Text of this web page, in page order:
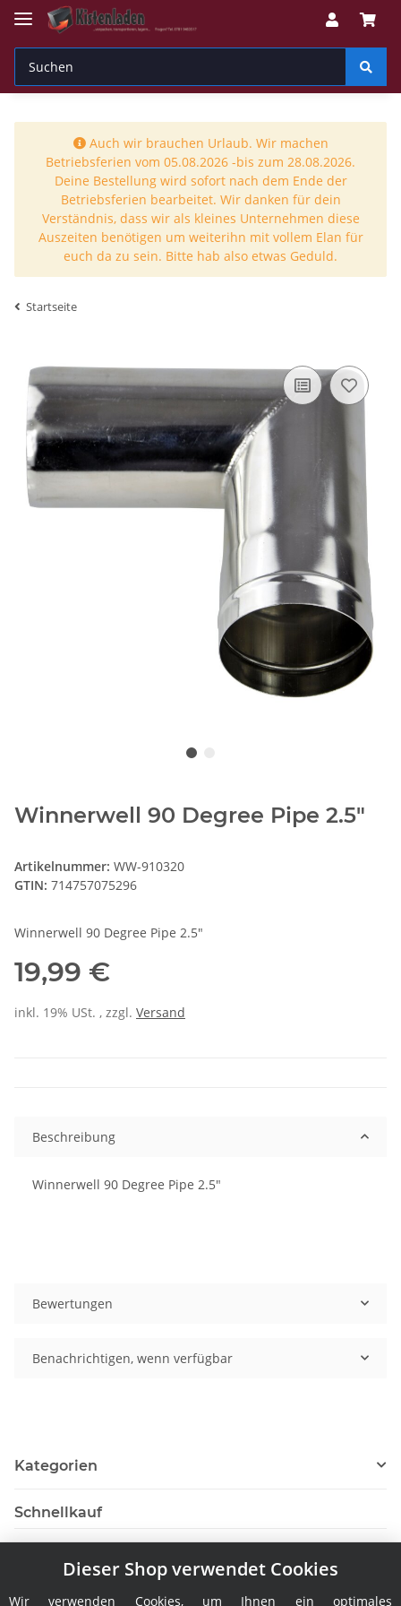
Auch wir brauchen Urlaub. Wir machen
Betriebsferien vom 05.08.2026 -bis zum 28.08.2026.
Deine Bestellung wird sofort nach dem Ende der
Betriebsferien bearbeitet. Wir danken für dein
Verständnis, dass wir als kleines Unternehmen diese
Auszeiten benötigen um weiterihn mit vollem Elan für
euch da zu sein. Bitte hab also etwas Geduld.
Startseite
Winnerwell 90 Degree Pipe 2.5"
Artikelnummer: WW-910320
GTIN: 714757075296
Winnerwell 90 Degree Pipe 2.5"
19,99 €
inkl. 19% USt. , zzgl. Versand
Beschreibung
Winnerwell 90 Degree Pipe 2.5"
Bewertungen
Benachrichtigen, wenn verfügbar
Kategorien
Schnellkauf
Dieser Shop verwendet Cookies
Wir verwenden Cookies, um Ihnen ein optimales